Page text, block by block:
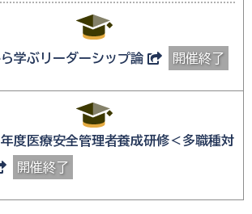
学ぶリーダーシップ論 開催終了
度医療安全管理者養成研修＜多職種対
開催終了